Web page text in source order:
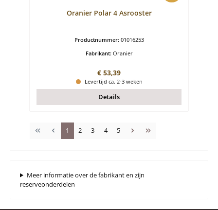
Oranier Polar 4 Asrooster
Productnummer: 01016253
Fabrikant: Oranier
Normale prijs:
€ 53,39
Levertijd ca. 2-3 weken
Details
Pagina
1 Pagina
2 Pagina
3 Pagina
4 Pagina
5
Meer informatie over de fabrikant en zijn
reserveonderdelen